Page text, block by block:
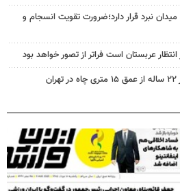
نبرد قرار دارد؛ضرورت تقویت انسجام و
عربستان است فراتر از تصور خواهد بود